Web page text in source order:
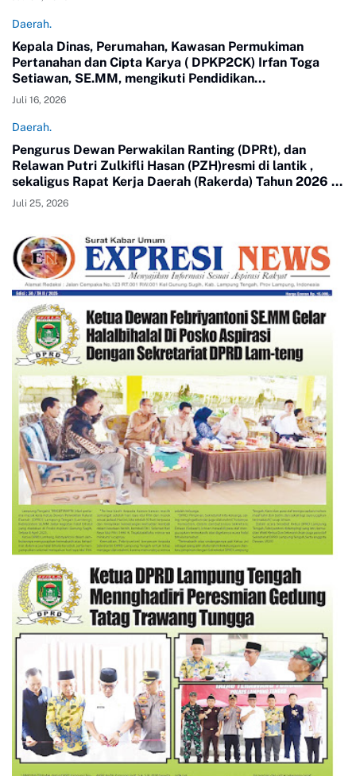
Buyut, Kecamatan Gunung Sugih.
Daerah.
Kepala Dinas, Perumahan, Kawasan Permukiman
Pertanahan dan Cipta Karya ( DPKP2CK) Irfan Toga
Setiawan, SE.MM, mengikuti Pendidikan
Kepemimpinan Nasional ( PKN) Tingkat II Angkatan 24
tahun 2026.
Juli 16, 2026
Daerah.
Pengurus Dewan Perwakilan Ranting (DPRt), dan
Relawan Putri Zulkifli Hasan (PZH)resmi di lantik ,
sekaligus Rapat Kerja Daerah (Rakerda) Tahun 2026 di
Gedung Sesat Kota Pemerintah Kota Metro
Juli 25, 2026